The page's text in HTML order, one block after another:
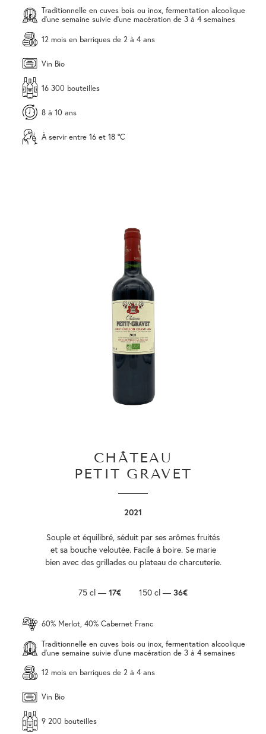
Traditionnelle en cuves bois ou inox, fermentation alcoolique
d'une semaine suivie d'une macération de 3 à 4 semaines
12 mois en barriques de 2 à 4 ans
Vin Bio
16 300 bouteilles
8 à 10 ans
À servir entre 16 et 18 °C
CHÂTEAU
PETIT GRAVET
2021
Souple et équilibré, séduit par ses arômes fruités
et sa bouche veloutée. Facile à boire. Se marie
bien avec des grillades ou plateau de charcuterie.
75 cl — 17€ 150 cl — 36€
60% Merlot, 40% Cabernet Franc
Traditionnelle en cuves bois ou inox, fermentation alcoolique
d'une semaine suivie d'une macération de 3 à 4 semaines
12 mois en barriques de 2 à 4 ans
Vin Bio
9 200 bouteilles